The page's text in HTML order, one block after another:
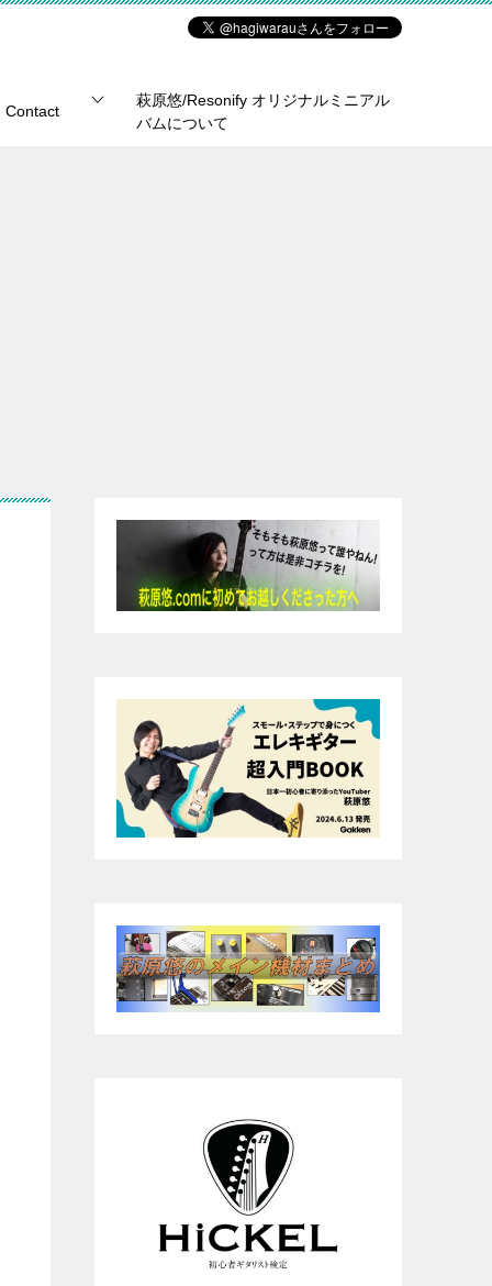
Contact
萩原悠/Resonify オリジナルミニアル
バムについて